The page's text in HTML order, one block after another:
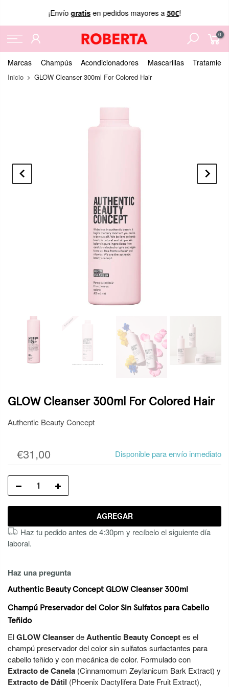
¡Envío gratisen pedidos mayores a 50€!
0
Marcas Champús Acondicionadores Mascarillas
Inicio GLOW Cleanser 300ml For Colored Hair
GLOW Cleanser 300ml For Colored Hair
Authentic Beauty Concept
€31,00 Disponible para envío inmediato
AGREGAR
Haz tu pedido antes de 4:30pm y recíbelo el siguiente día
laboral.
Haz una pregunta
Authentic Beauty Concept GLOW Cleanser 300ml
Champú Preservador del Color Sin Sulfatos para Cabello
Teñido
ElGLOW CleanserdeAuthentic Beauty Conceptes el
champú preservador del color sin sulfatos surfactantes para
cabello teñido y con mecánica de color. Formulado con
Extracto de Canela (Cinnamomum Zeylanicum Bark Extract) y
Extracto de Dátil (Phoenix Dactylifera Date Fruit Extract),